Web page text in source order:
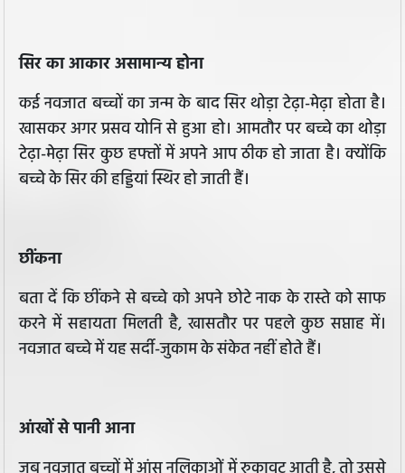
सिर का आकार असामान्य होना
कई नवजात बच्चों का जन्म के बाद सिर थोड़ा टेढ़ा-मेढ़ा होता है।
खासकर अगर प्रसव योनि से हुआ हो। आमतौर पर बच्चे का थोड़ा
टेढ़ा-मेढ़ा सिर कुछ हफ्तों में अपने आप ठीक हो जाता है। क्योंकि
बच्चे के सिर की हड्डियां स्थिर हो जाती हैं।
छींकना
बता दें कि छींकने से बच्चे को अपने छोटे नाक के रास्ते को साफ
करने में सहायता मिलती है, खासतौर पर पहले कुछ सप्ताह में।
नवजात बच्चे में यह सर्दी-जुकाम के संकेत नहीं होते हैं।
आंखों से पानी आना